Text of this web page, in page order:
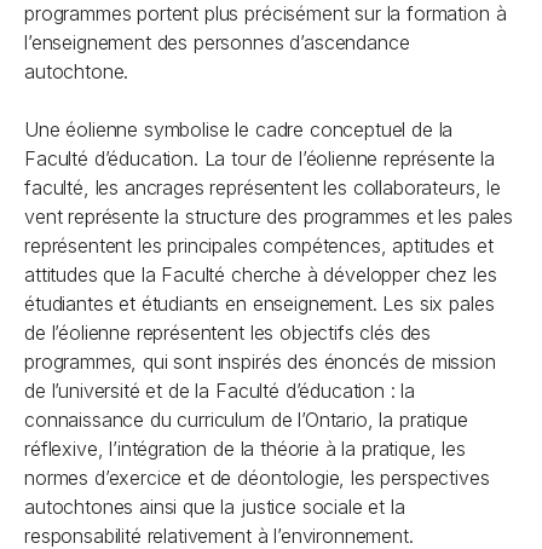
programmes portent plus précisément sur la formation à
l’enseignement des personnes d’ascendance
autochtone.
Une éolienne symbolise le cadre conceptuel de la
Faculté d’éducation. La tour de l’éolienne représente la
faculté, les ancrages représentent les collaborateurs, le
vent représente la structure des programmes et les pales
représentent les principales compétences, aptitudes et
attitudes que la Faculté cherche à développer chez les
étudiantes et étudiants en enseignement. Les six pales
de l’éolienne représentent les objectifs clés des
programmes, qui sont inspirés des énoncés de mission
de l’université et de la Faculté d’éducation : la
connaissance du curriculum de l’Ontario, la pratique
réflexive, l’intégration de la théorie à la pratique, les
normes d’exercice et de déontologie, les perspectives
autochtones ainsi que la justice sociale et la
responsabilité relativement à l’environnement.